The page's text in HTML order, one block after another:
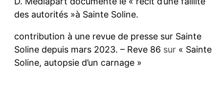
des autorités »à Sainte Soline.
contribution à une revue de presse sur Sainte
Soline depuis mars 2023. – Reve 86 sur « Sainte
Soline, autopsie d’un carnage »